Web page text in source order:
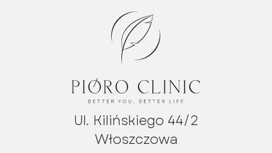
Ul. Kilińskiego 44/2
Włoszczowa